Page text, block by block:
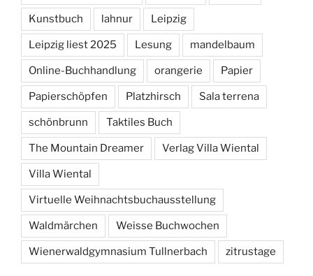
Kunstbuch lahnur Leipzig
Leipzig liest 2025 Lesung mandelbaum
Online-Buchhandlung orangerie Papier
Papierschöpfen Platzhirsch Sala terrena
schönbrunn Taktiles Buch
The Mountain Dreamer Verlag Villa Wiental
Villa Wiental
Virtuelle Weihnachtsbuchausstellung
Waldmärchen Weisse Buchwochen
Wienerwaldgymnasium Tullnerbach zitrustage